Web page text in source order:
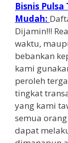
Bisnis
Mudah:
Dijamin!!!
waktu,
bebankan
kami
peroleh
tingkat
yang kami
semua
dapat